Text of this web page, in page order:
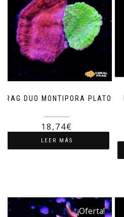
FRAG DUO MONTIPORA PLATO
24,99€
18,74€
LEER MÁS
¡Oferta!